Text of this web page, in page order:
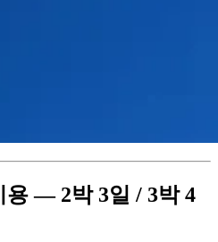
용 — 2박 3일 / 3박 4